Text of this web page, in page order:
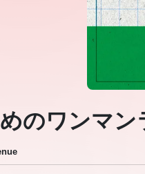
のワンマン